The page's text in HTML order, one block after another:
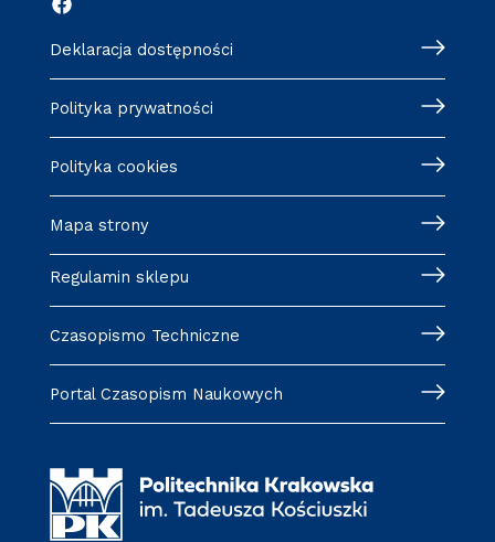
Deklaracja dostępności
Polityka prywatności
Polityka cookies
Mapa strony
Regulamin sklepu
Czasopismo Techniczne
Portal Czasopism Naukowych